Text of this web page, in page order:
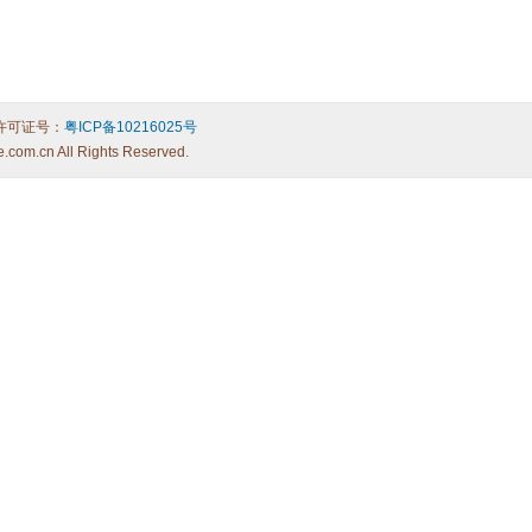
可证号： 粤ICP备10216025号
All Rights Reserved.